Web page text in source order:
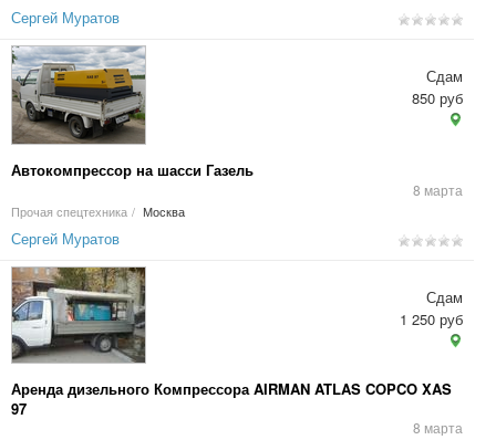
Сергей Муратов
Автокомпрессор на шасси Газель
8 марта
Прочая спецтехника / Москва
Сдам
850 руб
Сергей Муратов
Аренда дизельного Компрессора AIRMAN ATLAS COPCO XAS
97
8 марта
Сдам
1 250 руб